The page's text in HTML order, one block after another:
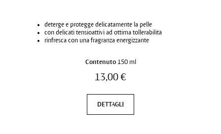
deterge e protegge delicatamente la pelle
con delicati tensioattivi ad ottima tollerabilità
rinfresca con una fragranza energizzante
Contenuto 150 ml
13,00 €
DETTAGLI